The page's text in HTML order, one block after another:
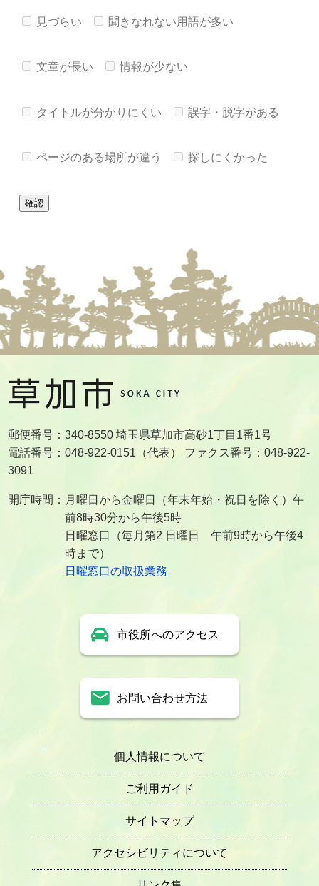
見づらい 聞きなれない用語が多い
文章が長い 情報が少ない
タイトルが分かりにくい 誤字・脱字がある
ページのある場所が違う 探しにくかった
郵便番号：340-8550 埼玉県草加市高砂1丁目1番1号
電話番号：048-922-0151（代表） ファクス番号：048-922-
3091
開庁時間：月曜日から金曜日（年末年始・祝日を除く）午
前8時30分から午後5時
日曜窓口（毎月第2 日曜日 午前9時から午後4
時まで）
日曜窓口の取扱業務
市役所へのアクセス
お問い合わせ方法
個人情報について
ご利用ガイド
サイトマップ
アクセシビリティについて